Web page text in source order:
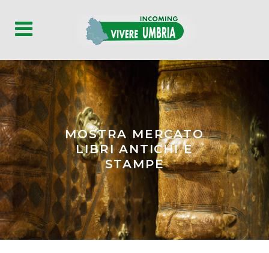
MOSTRA MERCATO
LIBRI ANTICHI E
STAMPE